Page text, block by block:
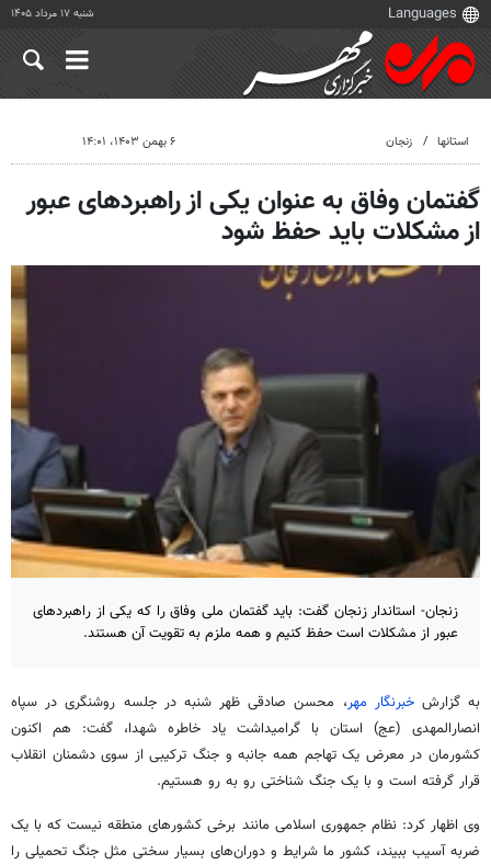
شنبه ۱۷ مرداد ۱۴۰۵
استانها زنجان ۶ بهمن ۱۴۰۳، ۱۴:۰۱
گفتمان وفاق به عنوان یکی از راهبردهای عبور
از مشکلات باید حفظ شود
زنجان- استاندار زنجان گفت: باید گفتمان ملی وفاق را که یکی از راهبردهای
عبور از مشکلات است حفظ کنیم و همه ملزم به تقویت آن هستند.
به گزارش خبرنگار مهر، محسن صادقی ظهر شنبه در جلسه روشنگری در سپاه
انصارالمهدی (عج) استان با گرامیداشت یاد خاطره شهدا، گفت: هم اکنون
کشورمان در معرض یک تهاجم همه جانبه و جنگ ترکیبی از سوی دشمنان انقلاب
قرار گرفته است و با یک جنگ شناختی رو به رو هستیم.
وی اظهار کرد: نظام جمهوری اسلامی مانند برخی کشورهای منطقه نیست که با یک
ضربه آسیب ببیند، کشور ما شرایط و دوران‌های بسیار سختی مثل جنگ تحمیلی را